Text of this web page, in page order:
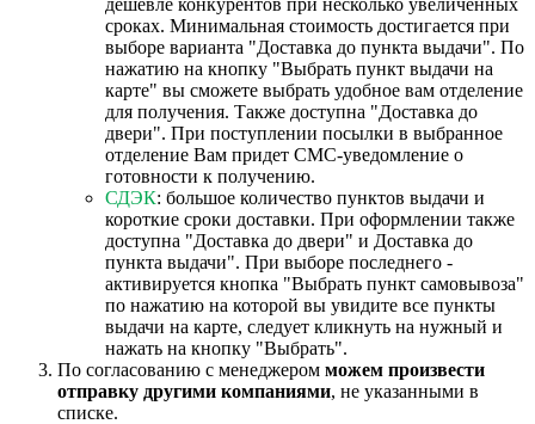
сроках. Минимальная стоимость достигается при
выборе варианта "Доставка до пункта выдачи". По
нажатию на кнопку "Выбрать пункт выдачи на
карте" вы сможете выбрать удобное вам отделение
для получения. Также доступна "Доставка до
двери". При поступлении посылки в выбранное
отделение Вам придет СМС-уведомление о
готовности к получению.
СДЭК: большое количество пунктов выдачи и
короткие сроки доставки. При оформлении также
доступна "Доставка до двери" и Доставка до
пункта выдачи". При выборе последнего -
активируется кнопка "Выбрать пункт самовывоза"
по нажатию на которой вы увидите все пункты
выдачи на карте, следует кликнуть на нужный и
нажать на кнопку "Выбрать".
По согласованию с менеджером можем произвести
отправку другими компаниями, не указанными в
списке.